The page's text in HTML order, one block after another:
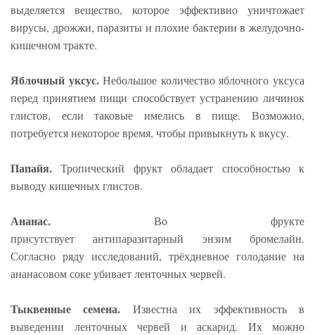
выделяется вещество, которое эффективно уничтожает
вирусы, дрожжи, паразиты и плохие бактерии в желудочно-
кишечном тракте.
Яблочный уксус.Небольшое количество яблочного уксуса
перед принятием пищи способствует устранению личинок
глистов, если таковые имелись в пище. Возможно,
потребуется некоторое время, чтобы привыкнуть к вкусу.
Папайя. Тропический фрукт обладает способностью к
выводу кишечных глистов.
Ананас. Во фрукте
присутствует антипаразитарный энзим бромелайн.
Согласно ряду исследований, трёхдневное голодание на
ананасовом соке убивает ленточных червей.
Тыквенные семена. Известна их эффективность в
выведении ленточных червей и аскарид. Их можно